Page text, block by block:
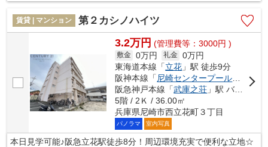
賃貸 | マンション 第２カシノハイツ
3.2万円 (管理費等：3000円 )
敷金 0万円 礼金 0万円
東海道本線「立花 」駅 徒歩9分
阪神本線「 尼崎センタープール前
」駅
阪急神戸本線「武庫之荘 」駅 バス12分 「浜浦町」 停歩3分
5階 / 2Ｋ / 36.00㎡
兵庫県尼崎市西立花町３丁目
パノラマ 室内写真
本日見学可能♪阪急立花駅徒歩8分！周辺環境充実で便利な立地☆